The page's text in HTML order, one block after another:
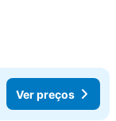
Ver preços